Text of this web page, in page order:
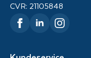
CVR: 21105848